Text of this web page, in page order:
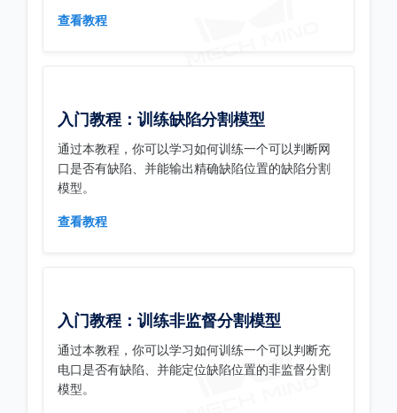
查看教程
入门教程：训练缺陷分割模型
通过本教程，你可以学习如何训练一个可以判断网
口是否有缺陷、并能输出精确缺陷位置的缺陷分割
模型。
查看教程
入门教程：训练非监督分割模型
通过本教程，你可以学习如何训练一个可以判断充
电口是否有缺陷、并能定位缺陷位置的非监督分割
模型。